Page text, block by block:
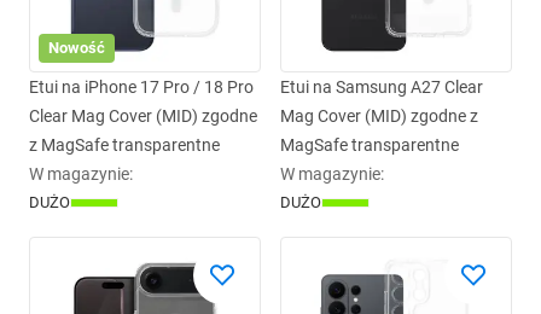
Nowość
Etui na iPhone 17 Pro / 18 Pro
Clear Mag Cover (MID) zgodne
z MagSafe transparentne
W magazynie:
DUŻO
Etui na Samsung A27 Clear
Mag Cover (MID) zgodne z
MagSafe transparentne
W magazynie:
DUŻO